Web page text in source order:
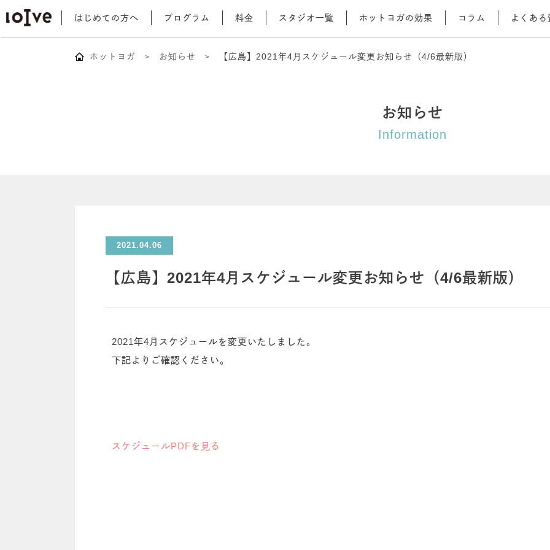
はじめての方へ プログラム 料金 スタジオ一覧 ホットヨガの効果 コラム よくある
ホットヨガ お知らせ 【広島】2021年4月スケジュール変更お知らせ（4/6最新版）
お知らせ
Information
2021.04.06
【広島】2021年4月スケジュール変更お知らせ（4/6最新版）
2021年4月スケジュールを変更いたしました。
下記よりご確認ください。
スケジュールPDFを見る